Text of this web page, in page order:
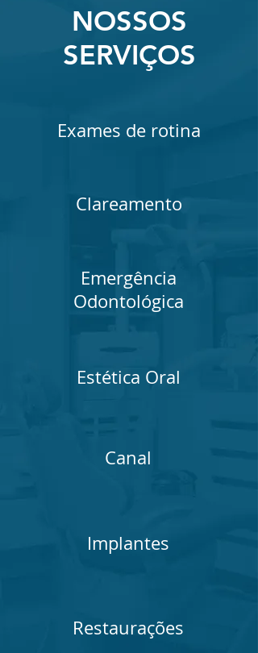
NOSSOS
SERVIÇOS
Exames de rotina
Clareamento
Emergência
Odontológica
Estética Oral
Canal
Implantes
Restaurações